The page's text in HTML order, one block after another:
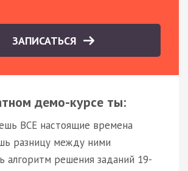
ЗАПИСАТЬСЯ
демо-курсе ты:
ВСЕ настоящие времена
разницу между ними
алгоритм решения заданий 19-